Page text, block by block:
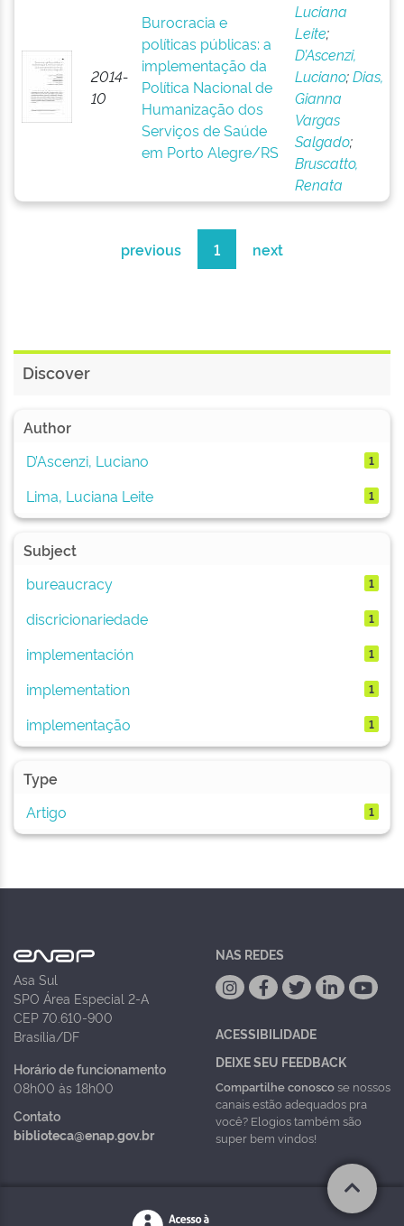
2014-
10
Burocracia e
políticas públicas: a
implementação da
Política Nacional de
Humanização dos
Serviços de Saúde
em Porto Alegre/RS
Luciana
Leite;
D’Ascenzi,
Luciano;Dias,
Gianna
Vargas
Salgado;
Bruscatto,
Renata
previous 1 next
Discover
Author
D’Ascenzi, Luciano
1
Lima, Luciana Leite 1
Subject
bureaucracy
1
discricionariedade 1
implementación 1
implementation 1
implementação 1
Type
Artigo
1
Asa Sul
SPO Área Especial 2-A
CEP 70.610-900
Brasília/DF
Horário de funcionamento
08h00 às 18h00
Contato
biblioteca@enap.gov.br
NAS REDES
ACESSIBILIDADE
DEIXE SEU FEEDBACK
Compartilhe conoscose nossos
canais estão adequados pra
você? Elogios também são
super bem vindos!